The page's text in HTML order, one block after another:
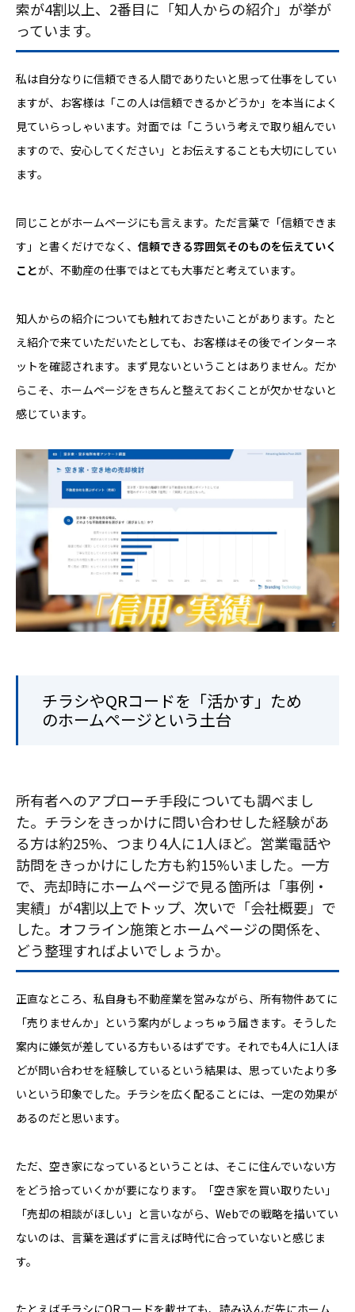
索が4割以上、2番目に「知人からの紹介」が挙が
っています。
私は自分なりに信頼できる人間でありたいと思って仕事をしてい
ますが、お客様は「この人は信頼できるかどうか」を本当によく
見ていらっしゃいます。対面では「こういう考えで取り組んでい
ますので、安心してください」とお伝えすることも大切にしてい
ます。
同じことがホームページにも言えます。ただ言葉で「信頼できま
す」と書くだけでなく、 信頼できる雰囲気そのものを伝えていく
ことが、不動産の仕事ではとても大事だと考えています。
知人からの紹介についても触れておきたいことがあります。たと
え紹介で来ていただいたとしても、お客様はその後でインターネ
ットを確認されます。まず見ないということはありません。だか
らこそ、ホームページをきちんと整えておくことが欠かせないと
感じています。
チラシやQRコードを「活かす」ため
のホームページという土台
所有者へのアプローチ手段についても調べまし
た。チラシをきっかけに問い合わせした経験があ
る方は約25%、つまり4人に1人ほど。営業電話や
訪問をきっかけにした方も約15%いました。一方
で、売却時にホームページで見る箇所は「事例・
実績」が4割以上でトップ、次いで「会社概要」で
した。オフライン施策とホームページの関係を、
どう整理すればよいでしょうか。
正直なところ、私自身も不動産業を営みながら、所有物件あてに
「売りませんか」という案内がしょっちゅう届きます。そうした
案内に嫌気が差している方もいるはずです。それでも4人に1人ほ
どが問い合わせを経験しているという結果は、思っていたより多
いという印象でした。チラシを広く配ることには、一定の効果が
あるのだと思います。
ただ、空き家になっているということは、そこに住んでいない方
をどう拾っていくかが要になります。「空き家を買い取りたい」
「売却の相談がほしい」と言いながら、Webでの戦略を描いてい
ないのは、言葉を選ばずに言えば時代に合っていないと感じま
す。